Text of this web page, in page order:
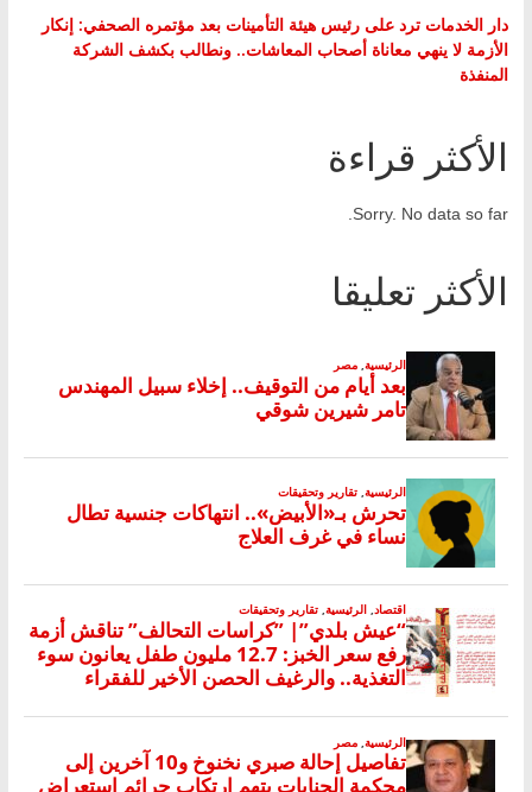
دار الخدمات ترد على رئيس هيئة التأمينات بعد مؤتمره الصحفي: إنكار
الأزمة لا ينهي معاناة أصحاب المعاشات.. ونطالب بكشف الشركة
المنفذة
الأكثر قراءة
Sorry. No data so far.
الأكثر تعليقا